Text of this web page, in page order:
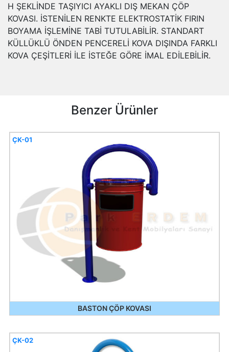
H ŞEKLİNDE TAŞIYICI AYAKLI DIŞ MEKAN ÇÖP
KOVASI. İSTENİLEN RENKTE ELEKTROSTATİK FIRIN
BOYAMA İŞLEMİNE TABİ TUTULABİLİR. STANDART
KÜLLÜKLÜ ÖNDEN PENCERELİ KOVA DIŞINDA FARKLI
KOVA ÇEŞİTLERİ İLE İSTEĞE GÖRE İMAL EDİLEBİLİR.
Benzer Ürünler
BASTON ÇÖP KOVASI
ÇK-01
ÇK-02